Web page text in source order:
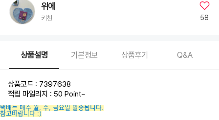
위에
키친 58
상품설명 기본정보 상품후기 Q&A
상품코드 : 7397638
적립 마일리지 : 50 Point~
택배는 매주 월, 수, 금요일 발송됩니다.
참고바랍니다 :)